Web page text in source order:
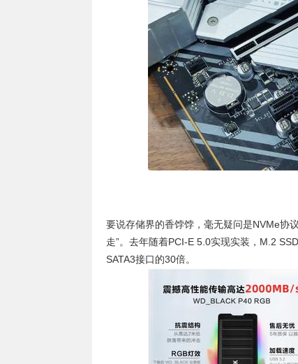
要说存储界的香饽饽，毫无疑问是NVMe协
走”。去年随着PCI-E 5.0实现实装，M.2
SATA3接口的30倍。